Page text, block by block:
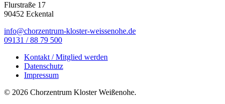
Flurstraße 17
90452 Eckental
info@chorzentrum-kloster-weissenohe.de
09131 / 88 79 500
Kontakt / Mitglied werden
Datenschutz
Impressum
© 2026 Chorzentrum Kloster Weißenohe.